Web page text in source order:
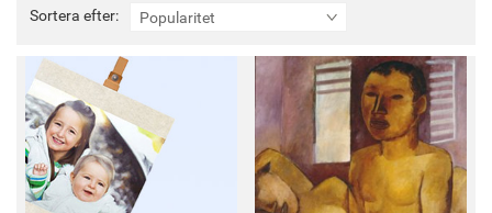
Sortera efter: Popularitet
Sortera
efter: